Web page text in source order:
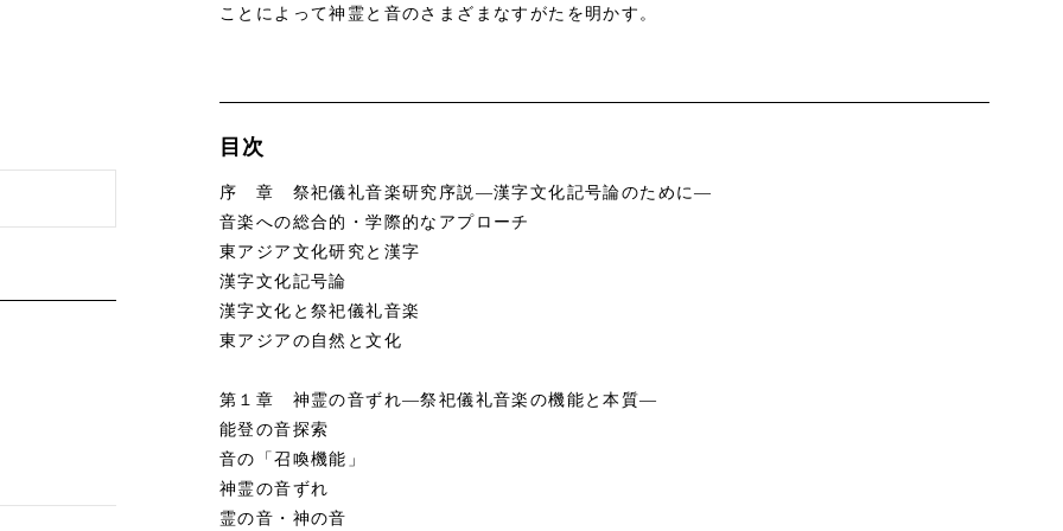
ことによって神霊と音のさまざまなすがたを明かす。
目次
序 章 祭祀儀礼音楽研究序説―漢字文化記号論のために―
音楽への総合的・学際的なアプローチ
東アジア文化研究と漢字
漢字文化記号論
漢字文化と祭祀儀礼音楽
東アジアの自然と文化
第１章 神霊の音ずれ―祭祀儀礼音楽の機能と本質―
能登の音探索
音の「召喚機能」
神霊の音ずれ
霊の音・神の音